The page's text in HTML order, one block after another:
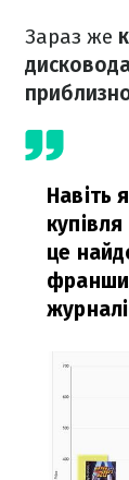
Зараз же
Навіть
це